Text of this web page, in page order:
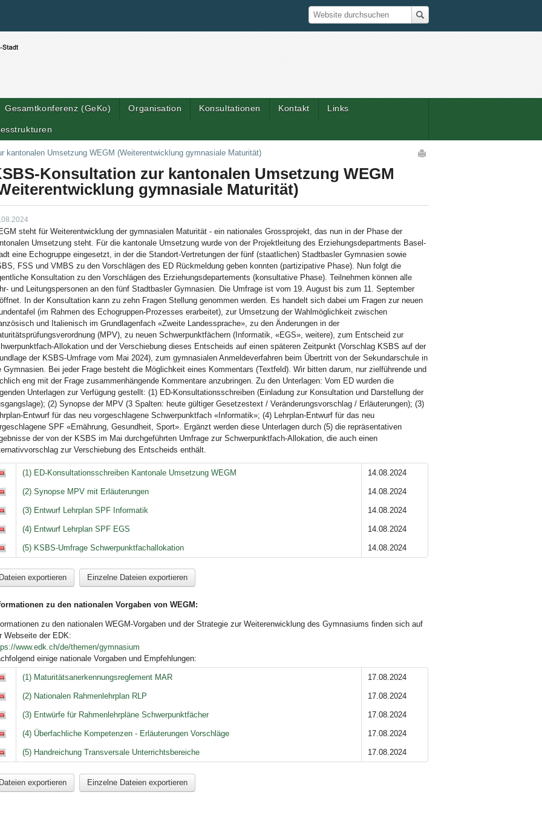
Suche
Website durchsuchen
Gesamtkonferenz (GeKo) Organisation Konsultationen Kontakt Links
kantonalen Umsetzung WEGM (Weiterentwicklung gymnasiale Maturität)
Konsultation zur kantonalen Umsetzung WEGM
gymnasiale Maturität)
steht für Weiterentwicklung der gymnasialen Maturität - ein nationales Grossprojekt, das nun in der Phase der
Umsetzung steht. Für die kantonale Umsetzung wurde von der Projektleitung des Erziehungsdepartments Basel-
eine Echogruppe eingesetzt, in der die Standort-Vertretungen der fünf (staatlichen) Stadtbasler Gymnasien sowie
FSS und VMBS zu den Vorschlägen des ED Rückmeldung geben konnten (partizipative Phase). Nun folgt die
Konsultation zu den Vorschlägen des Erziehungsdepartements (konsultative Phase). Teilnehmen können alle
und Leitungspersonen an den fünf Stadtbasler Gymnasien. Die Umfrage ist vom 19. August bis zum 11. September
In der Konsultation kann zu zehn Fragen Stellung genommen werden. Es handelt sich dabei um Fragen zur neuen
(im Rahmen des Echogruppen-Prozesses erarbeitet), zur Umsetzung der Wahlmöglichkeit zwischen
und Italienisch im Grundlagenfach «Zweite Landessprache», zu den Änderungen in der
(MPV), zu neuen Schwerpunktfächern (Informatik, «EGS», weitere), zum Entscheid zur
Allokation und der Verschiebung dieses Entscheids auf einen späteren Zeitpunkt (Vorschlag KSBS auf der
der KSBS-Umfrage vom Mai 2024), zum gymnasialen Anmeldeverfahren beim Übertritt von der Sekundarschule in
Gymnasien. Bei jeder Frage besteht die Möglichkeit eines Kommentars (Textfeld). Wir bitten darum, nur zielführende und
eng mit der Frage zusammenhängende Kommentare anzubringen. Zu den Unterlagen: Vom ED wurden die
Unterlagen zur Verfügung gestellt: (1) ED-Konsultationsschreiben (Einladung zur Konsultation und Darstellung der
(2) Synopse der MPV (3 Spalten: heute gültiger Gesetzestext / Veränderungsvorschlag / Erläuterungen); (3)
Entwurf für das neu vorgeschlagene Schwerpunktfach «Informatik»; (4) Lehrplan-Entwurf für das neu
SPF «Ernährung, Gesundheit, Sport». Ergänzt werden diese Unterlagen durch (5) die repräsentativen
der von der KSBS im Mai durchgeführten Umfrage zur Schwerpunktfach-Allokation, die auch einen
zur Verschiebung des Entscheids enthält.
Konsultation Kantonale Umsetzung WEGM
(1) ED-Konsultationsschreiben Kantonale Umsetzung WEGM 14.08.2024
(2) Synopse MPV mit Erläuterungen 14.08.2024
(3) Entwurf Lehrplan SPF Informatik 14.08.2024
(4) Entwurf Lehrplan SPF EGS 14.08.2024
(5) KSBS-Umfrage Schwerpunktfachallokation 14.08.2024
exportieren Einzelne Dateien exportieren
zu den nationalen Vorgaben von WEGM:
zu den nationalen WEGM-Vorgaben und der Strategie zur Weiterenwicklung des Gymnasiums finden sich auf
Webseite der EDK:
www.edk.ch/de/themen/gymnasium
einige nationale Vorgaben und Empfehlungen:
WEGM national
(1) Maturitätsanerkennungsreglement MAR 17.08.2024
(2) Nationalen Rahmenlehrplan RLP 17.08.2024
(3) Entwürfe für Rahmenlehrpläne Schwerpunktfächer 17.08.2024
(4) Überfachliche Kompetenzen - Erläuterungen Vorschläge 17.08.2024
(5) Handreichung Transversale Unterrichtsbereiche 17.08.2024
exportieren Einzelne Dateien exportieren